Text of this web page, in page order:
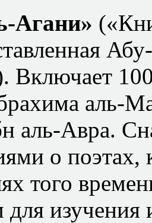
Агани»
100
аль-
аль-Авра.
о поэтах,
того
для изучения